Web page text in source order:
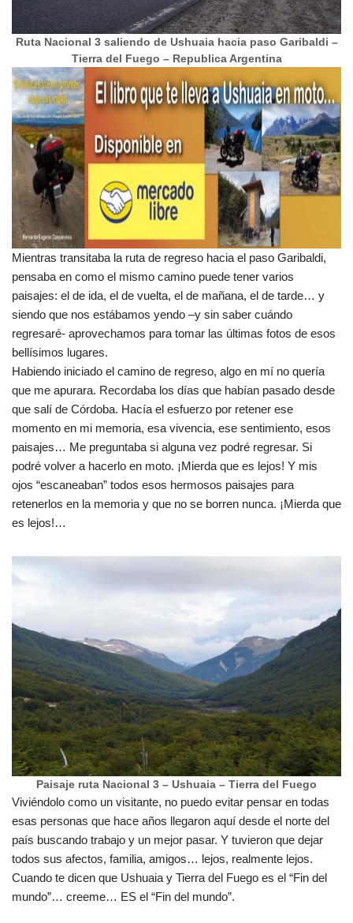
Ruta Nacional 3 saliendo de Ushuaia hacia paso Garibaldi –
Tierra del Fuego – Republica Argentina
Mientras transitaba la ruta de regreso hacia el paso Garibaldi,
pensaba en como el mismo camino puede tener varios
paisajes: el de ida, el de vuelta, el de mañana, el de tarde… y
siendo que nos estábamos yendo –y sin saber cuándo
regresaré- aprovechamos para tomar las últimas fotos de esos
bellísimos lugares.
Habiendo iniciado el camino de regreso, algo en mí no quería
que me apurara. Recordaba los días que habían pasado desde
que salí de Córdoba. Hacía el esfuerzo por retener ese
momento en mi memoria, esa vivencia, ese sentimiento, esos
paisajes… Me preguntaba si alguna vez podré regresar. Si
podré volver a hacerlo en moto. ¡Mierda que es lejos! Y mis
ojos “escaneaban” todos esos hermosos paisajes para
retenerlos en la memoria y que no se borren nunca. ¡Mierda que
es lejos!…
Paisaje ruta Nacional 3 – Ushuaia – Tierra del Fuego
Viviéndolo como un visitante, no puedo evitar pensar en todas
esas personas que hace años llegaron aquí desde el norte del
país buscando trabajo y un mejor pasar. Y tuvieron que dejar
todos sus afectos, familia, amigos… lejos, realmente lejos.
Cuando te dicen que Ushuaia y Tierra del Fuego es el “Fin del
mundo”… creeme… ES el “Fin del mundo”.